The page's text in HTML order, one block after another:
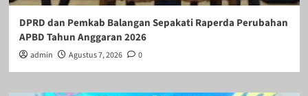
DPRD dan Pemkab Balangan Sepakati Raperda Perubahan
APBD Tahun Anggaran 2026
admin Agustus 7, 2026 0